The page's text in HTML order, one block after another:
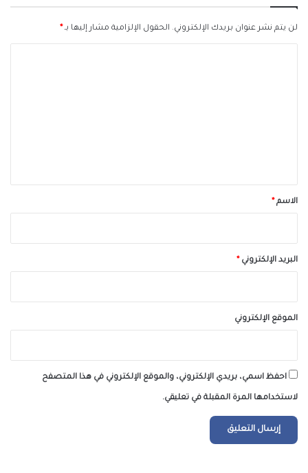
لن يتم نشر عنوان بريدك الإلكتروني. الحقول الإلزامية مشار إليها بـ*
*الاسم*
البريد الإلكتروني*
الموقع الإلكتروني
احفظ اسمي، بريدي الإلكتروني، والموقع الإلكتروني في هذا المتصفح
لاستخدامها المرة المقبلة في تعليقي.